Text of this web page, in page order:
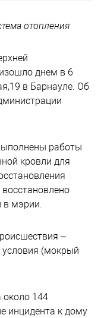
отопления
днем в 6
в Барнауле. Об
работы
кровли для
в мэрии.
–
условия (мокрый
144
инцидента к дому